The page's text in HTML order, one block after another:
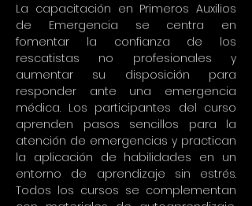
La capacitación en Primeros Auxilios
de Emergencia se centra en
fomentar la confianza de los
rescatistas no profesionales y
aumentar su disposición para
responder ante una emergencia
médica. Los participantes del curso
aprenden pasos sencillos para la
atención de emergencias y practican
la aplicación de habilidades en un
entorno de aprendizaje sin estrés.
Todos los cursos se complementan